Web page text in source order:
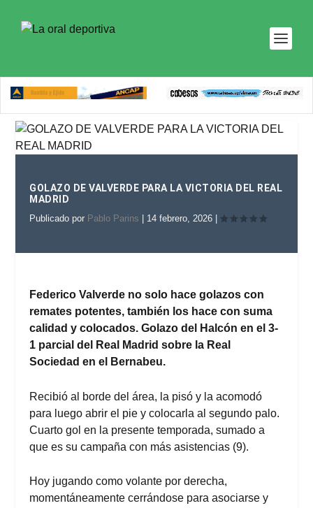
GOLAZO DE VALVERDE PARA LA VICTORIA DEL REAL
MADRID
Publicado por Pablo Parins 14 febrero, 2026
Federico Valverde no solo hace golazos con
remates potentes, también los hace con suma
calidad y colocados. Golazo del Halcón en el 3-
1 parcial del Real Madrid sobre la Real
Sociedad en el Bernabeu.
Recibió al borde del área, la pisó y la acomodó
para luego abrir el pie y colocarla al segundo palo.
Cuarto gol en la presente temporada, sumado a
que es su campaña con más asistencias (9).
Hoy jugando como volante por derecha,
momentáneamente cerrándose para asociarse y